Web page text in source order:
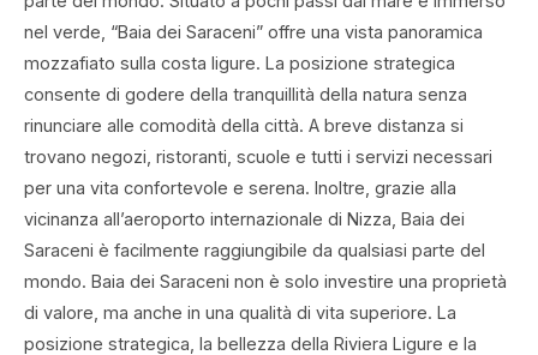
nel verde, “Baia dei Saraceni” offre una vista panoramica
mozzafiato sulla costa ligure. La posizione strategica
consente di godere della tranquillità della natura senza
rinunciare alle comodità della città. A breve distanza si
trovano negozi, ristoranti, scuole e tutti i servizi necessari
per una vita confortevole e serena. Inoltre, grazie alla
vicinanza all’aeroporto internazionale di Nizza, Baia dei
Saraceni è facilmente raggiungibile da qualsiasi parte del
mondo. Baia dei Saraceni non è solo investire una proprietà
di valore, ma anche in una qualità di vita superiore. La
posizione strategica, la bellezza della Riviera Ligure e la